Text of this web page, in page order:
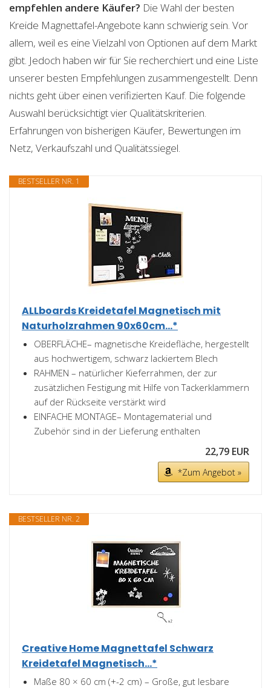
empfehlen andere Käufer? Die Wahl der besten
Kreide Magnettafel-Angebote kann schwierig sein. Vor
allem, weil es eine Vielzahl von Optionen auf dem Markt
gibt. Jedoch haben wir für Sie recherchiert und eine Liste
unserer besten Empfehlungen zusammengestellt. Denn
nichts geht über einen verifizierten Kauf. Die folgende
Auswahl berücksichtigt vier Qualitätskriterien.
Erfahrungen von bisherigen Käufer, Bewertungen im
Netz, Verkaufszahl und Qualitätssiegel.
BESTSELLER NR. 1
ALLboards Kreidetafel Magnetisch mit
Naturholzrahmen 90x60cm...*
OBERFLÄCHE– magnetische Kreidefläche, hergestellt
aus hochwertigem, schwarz lackiertem Blech
RAHMEN – natürlicher Kieferrahmen, der zur
zusätzlichen Festigung mit Hilfe von Tackerklammern
auf der Rückseite verstärkt wird
EINFACHE MONTAGE– Montagematerial und
Zubehör sind in der Lieferung enthalten
22,79 EUR
*Zum Angebot »
BESTSELLER NR. 2
Creative Home Magnettafel Schwarz
Kreidetafel Magnetisch...*
Maße 80 × 60 cm (+-2 cm) – Große, gut lesbare